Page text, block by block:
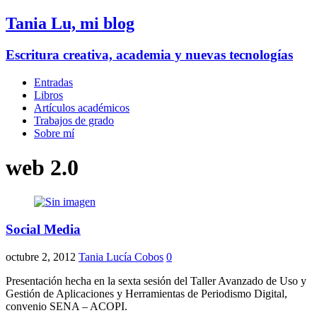
Tania Lu, mi blog
Escritura creativa, academia y nuevas tecnologías
Entradas
Libros
Artículos académicos
Trabajos de grado
Sobre mí
web 2.0
Social Media
octubre 2, 2012 Tania Lucía Cobos 0
Presentación hecha en la sexta sesión del Taller Avanzado de Uso y
Gestión de Aplicaciones y Herramientas de Periodismo Digital,
convenio SENA – ACOPI.